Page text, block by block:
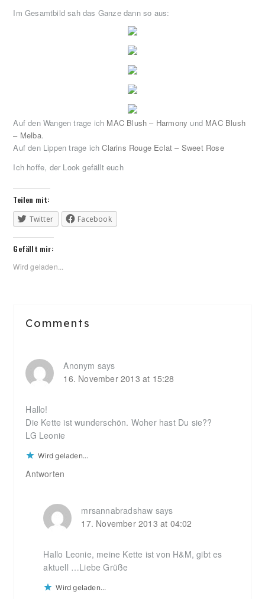
Im Gesamtbild sah das Ganze dann so aus:
Auf den Wangen trage ich MAC Blush – Harmony und MAC Blush
– Melba.
Auf den Lippen trage ichClarins Rouge Eclat – Sweet Rose
Ich hoffe, der Look gefällt euch
Teilen mit:
Twitter
Facebook
Gefällt mir:
Wird geladen...
Reader
Interactions
Comments
Anonym says
16. November 2013 at 15:28
Hallo!
Die Kette ist wunderschön. Woher hast Du sie??
LG Leonie
Wird geladen...
Antworten
mrsannabradshaw says
17. November 2013 at 04:02
Hallo Leonie, meine Kette ist von H&M, gibt es
aktuell …Liebe Grüße
Wird geladen...